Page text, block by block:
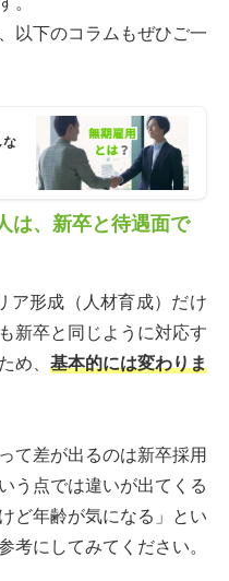
以下のコラムもぜひご一
な
は、新卒と待遇面で
ア形成（人材育成）だけ
新卒と同じように対応す
め、 基本的には変わりま
て差が出るのは新卒採用
う点では違いが出てくる
ど年齢が気になる」とい
考にしてみてください。